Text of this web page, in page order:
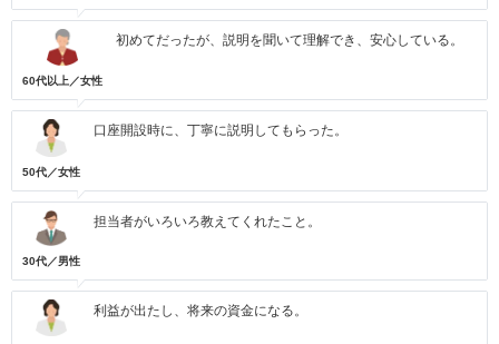
60代以上／女性
初めてだったが、説明を聞いて理解でき、安心している。
50代／女性
口座開設時に、丁寧に説明してもらった。
30代／男性
担当者がいろいろ教えてくれたこと。
利益が出たし、将来の資金になる。